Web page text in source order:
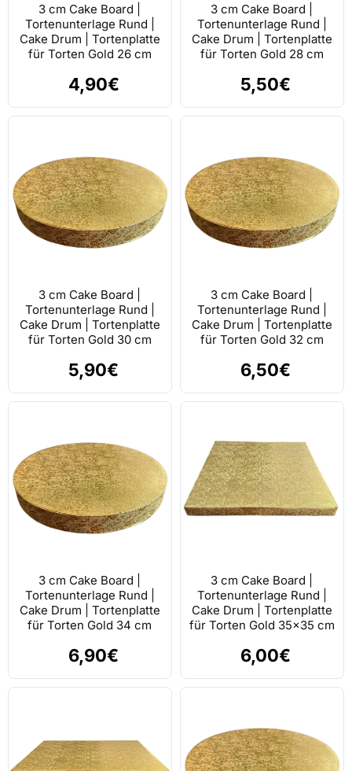
3 cm Cake Board |
Tortenunterlage Rund |
Cake Drum | Tortenplatte
für Torten Gold 26 cm
4,90€
3 cm Cake Board |
Tortenunterlage Rund |
Cake Drum | Tortenplatte
für Torten Gold 28 cm
5,50€
3 cm Cake Board |
Tortenunterlage Rund |
Cake Drum | Tortenplatte
für Torten Gold 30 cm
5,90€
3 cm Cake Board |
Tortenunterlage Rund |
Cake Drum | Tortenplatte
für Torten Gold 32 cm
6,50€
3 cm Cake Board |
Tortenunterlage Rund |
Cake Drum | Tortenplatte
für Torten Gold 34 cm
6,90€
3 cm Cake Board |
Tortenunterlage Rund |
Cake Drum | Tortenplatte
für Torten Gold 35x35 cm
6,00€